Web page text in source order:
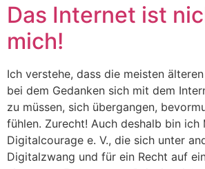
Das Internet ist
mich!
Ich verstehe, dass die meisten
bei dem Gedanken sich mit dem
zu müssen, sich übergangen,
fühlen. Zurecht! Auch deshalb bin ich
Digitalcourage e. V., die sich unter
Digitalzwang und für ein Recht auf